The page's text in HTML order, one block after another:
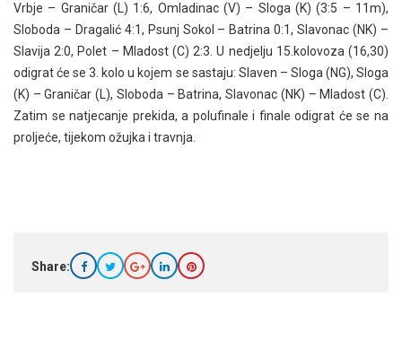
Vrbje – Graničar (L) 1:6, Omladinac (V) – Sloga (K) (3:5 – 11m),
Sloboda – Dragalić 4:1, Psunj Sokol – Batrina 0:1, Slavonac (NK) –
Slavija 2:0, Polet – Mladost (C) 2:3. U nedjelju 15.kolovoza (16,30)
odigrat će se 3. kolo u kojem se sastaju: Slaven – Sloga (NG), Sloga
(K) – Graničar (L), Sloboda – Batrina, Slavonac (NK) – Mladost (C).
Zatim se natjecanje prekida, a polufinale i finale odigrat će se na
proljeće, tijekom ožujka i travnja.
Share: